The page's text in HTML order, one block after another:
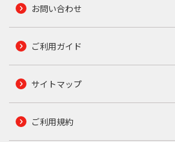
お問い合わせ
ご利用ガイド
サイトマップ
ご利用規約